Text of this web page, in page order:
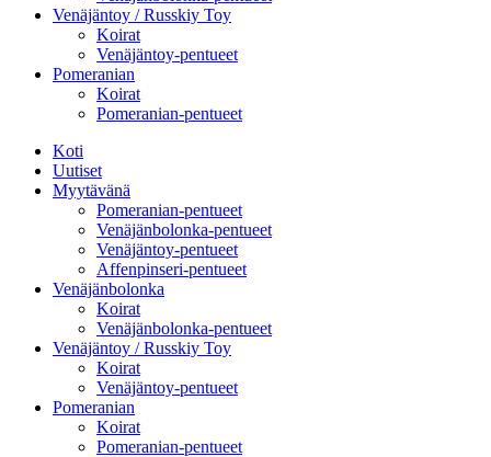
Venäjäntoy / Russkiy Toy
Koirat
Venäjäntoy-pentueet
Pomeranian
Koirat
Pomeranian-pentueet
Koti
Uutiset
Myytävänä
Pomeranian-pentueet
Venäjänbolonka-pentueet
Venäjäntoy-pentueet
Affenpinseri-pentueet
Venäjänbolonka
Koirat
Venäjänbolonka-pentueet
Venäjäntoy / Russkiy Toy
Koirat
Venäjäntoy-pentueet
Pomeranian
Koirat
Pomeranian-pentueet